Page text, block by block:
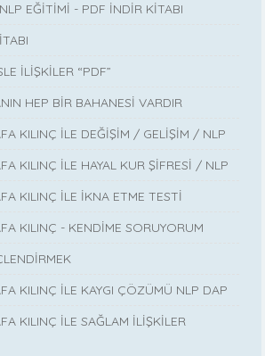
EĞİTİMİ - PDF İNDİR KİTABI
İLİŞKİLER “PDF”
HEP BİR BAHANESİ VARDIR
KILINÇ İLE DEĞİŞİM / GELİŞİM / NLP
KILINÇ İLE HAYAL KUR ŞİFRESİ / NLP
KILINÇ İLE İKNA ETME TESTİ
KILINÇ - KENDİME SORUYORUM
KILINÇ İLE KAYGI ÇÖZÜMÜ NLP DAP
KILINÇ İLE SAĞLAM İLİŞKİLER